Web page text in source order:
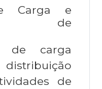
Carga e
de
de carga
de